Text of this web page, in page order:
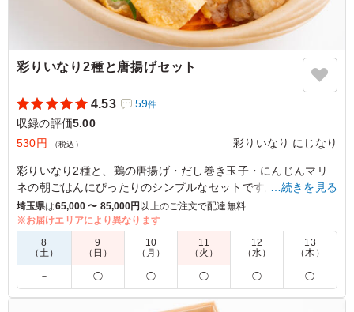
彩りいなり2種と唐揚げセット
4.53 59件
収録の評価5.00
530円
（税込） 彩りいなり にじなり
彩りいなり2種と、鶏の唐揚げ・だし巻き玉子・にんじんマリ
ネの朝ごはんにぴったりのシンプルなセットです。彩りいなり
は3パターンからお選びいただけます。
※いなり寿司を下記3パターンからお選びいただけます。下の
プルダウンより選択してください。
「A：甘辛豚バラ大葉、わかめご飯」
「B：生ハム、お豆オリーブ」
「C：ゆかりれんこん、さくらいなり」
…続きを見る
埼玉県は65,000 〜 85,000円以上のご注文で配達無料
※お届けエリアにより異なります
8
（土）
9
（日）
10
（月）
11
（火）
12
（水）
13
（木）
－ ◯ ◯ ◯ ◯ ◯